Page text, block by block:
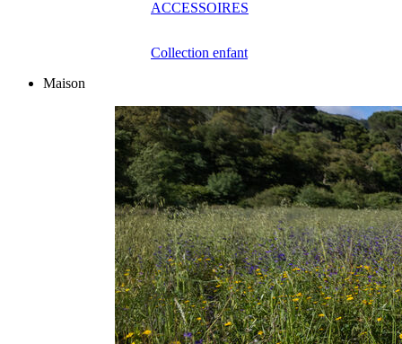
ACCESSOIRES
Collection enfant
Maison